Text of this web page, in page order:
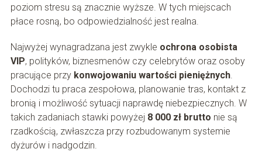
poziom stresu są znacznie wyższe. W tych miejscach
płace rosną, bo odpowiedzialność jest realna.
Najwyżej wynagradzana jest zwykle ochrona osobista
VIP, polityków, biznesmenów czy celebrytów oraz osoby
pracujące przy konwojowaniu wartości pieniężnych.
Dochodzi tu praca zespołowa, planowanie tras, kontakt z
bronią i możliwość sytuacji naprawdę niebezpiecznych. W
takich zadaniach stawki powyżej 8 000 zł brutto nie są
rzadkością, zwłaszcza przy rozbudowanym systemie
dyżurów i nadgodzin.